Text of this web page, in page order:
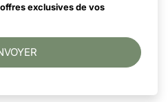
exclusives de vos